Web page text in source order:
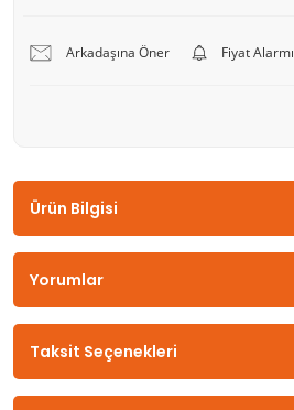
Arkadaşına Öner Fiyat Alarmı
Ürün Bilgisi
Yorumlar
Taksit Seçenekleri